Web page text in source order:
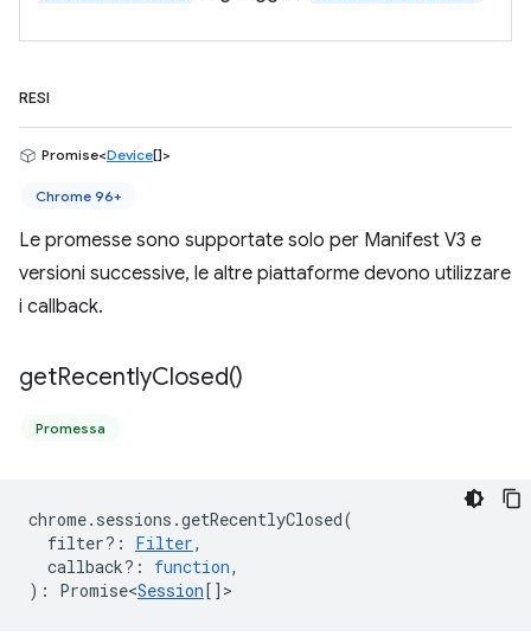
RESI
Promise<Device[]>
Chrome 96+
Le promesse sono supportate solo per Manifest V3 e
versioni successive, le altre piattaforme devono utilizzare
i callback.
getRecentlyClosed()
Promessa
chrome. sessions .getRecentlyClosed(
filter? : Filter,
callback? : function,
) : Promise<Session[] >